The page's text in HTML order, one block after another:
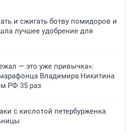
и сжигать ботву помидоров и
лучшее удобрение для
— это уже привычка»:
Владимира Никитина
РФ 35 раз
с кислотой петербурженка